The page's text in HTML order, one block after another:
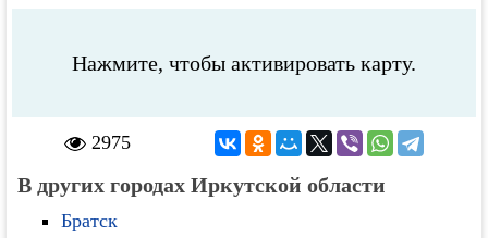
Нажмите, чтобы активировать карту.
2975
В других городах Иркутской области
Братск